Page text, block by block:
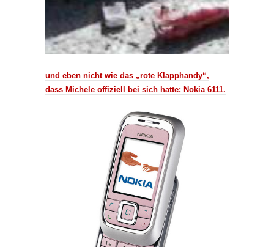
und eben nicht wie das „rote Klapphandy“,
dass Michele offiziell bei sich hatte: Nokia 6111.